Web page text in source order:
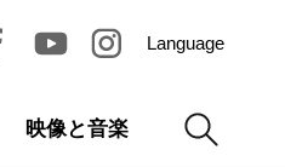
Language
映像と音楽